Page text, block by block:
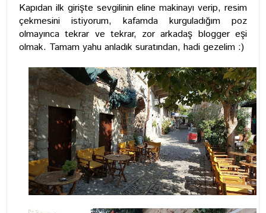
Kapıdan ilk girişte sevgilinin eline makinayı verip, resim
çekmesini istiyorum, kafamda kurguladığım poz
olmayınca tekrar ve tekrar, zor arkadaş blogger eşi
olmak. Tamam yahu anladık suratından, hadi gezelim :)